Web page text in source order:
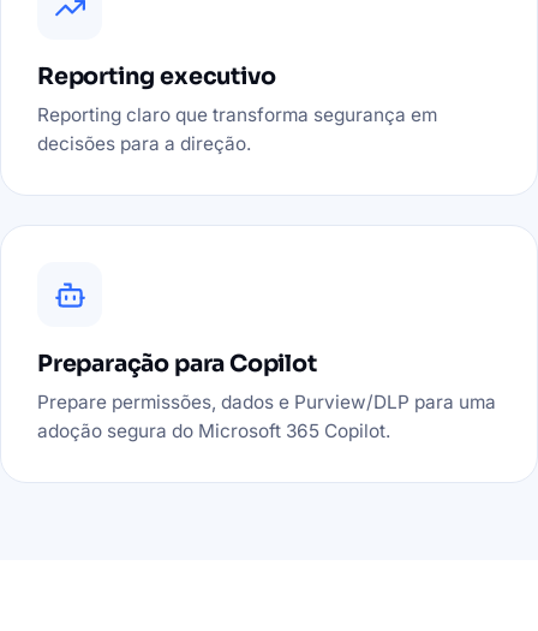
Reporting executivo
Reporting claro que transforma segurança em
decisões para a direção.
Preparação para Copilot
Prepare permissões, dados e Purview/DLP para uma
adoção segura do Microsoft 365 Copilot.